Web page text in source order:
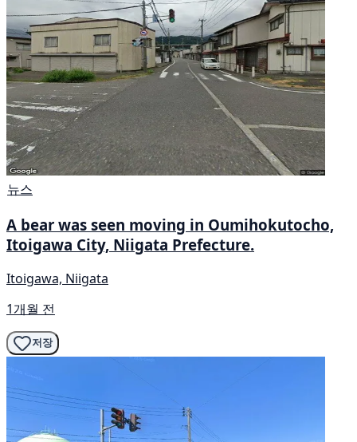
뉴스
A bear was seen moving in Oumihokutocho,
Itoigawa City, Niigata Prefecture.
Itoigawa, Niigata
1개월 전
저장